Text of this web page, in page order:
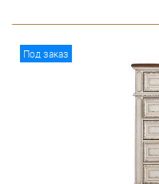
Под заказ